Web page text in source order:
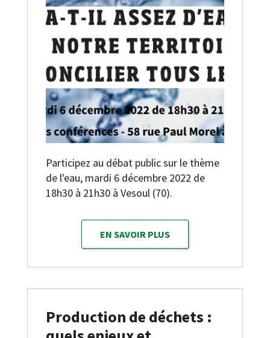
Participez au débat public sur le thème
de l'eau, mardi 6 décembre 2022 de
18h30 à 21h30 à Vesoul (70).
EN SAVOIR PLUS
Production de déchets :